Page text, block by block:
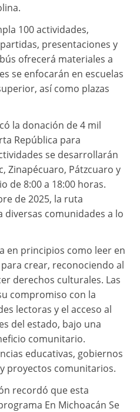
100 actividades,
presentaciones y
ofrecerá materiales a
se enfocarán en escuelas
así como plazas
la donación de 4 mil
República para
se desarrollarán
Zinapécuaro, Pátzcuaro y
de 8:00 a 18:00 horas.
de 2025, la ruta
diversas comunidades a lo
en principios como leer en
crear, reconociendo al
derechos culturales. Las
compromiso con la
lectoras y el acceso al
del estado, bajo una
comunitario.
educativas, gobiernos
proyectos comunitarios.
recordó que esta
En Michoacán Se